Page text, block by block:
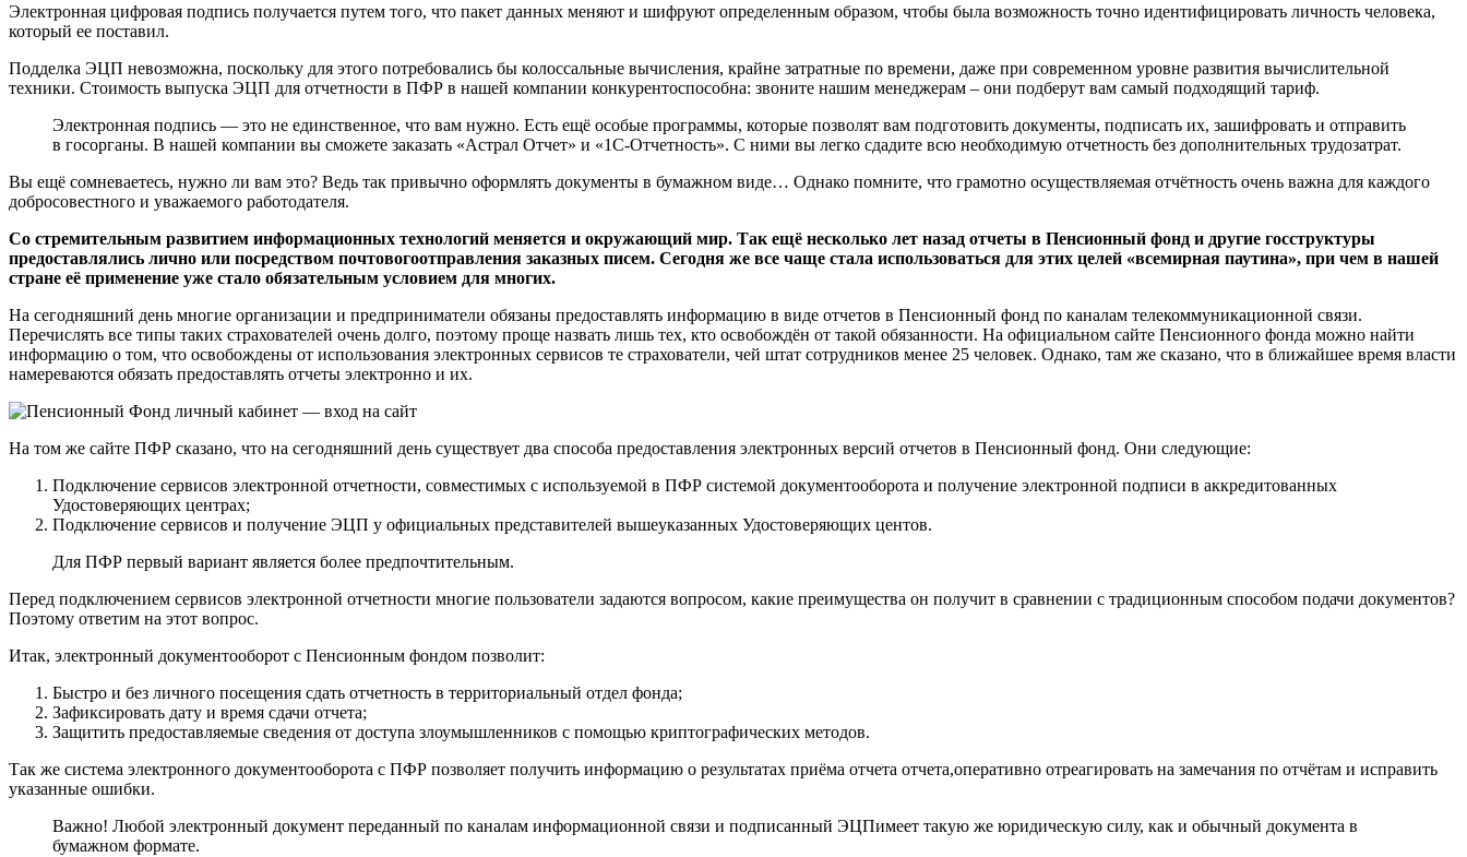
Электронная цифровая подпись получается путем того, что пакет данных меняют и шифруют определенным образом, чтобы была возможность точно идентифицировать личность человека,
который ее поставил.
Подделка ЭЦП невозможна, поскольку для этого потребовались бы колоссальные вычисления, крайне затратные по времени, даже при современном уровне развития вычислительной
техники. Стоимость выпуска ЭЦП для отчетности в ПФР в нашей компании конкурентоспособна: звоните нашим менеджерам – они подберут вам самый подходящий тариф.
Электронная подпись — это не единственное, что вам нужно. Есть ещё особые программы, которые позволят вам подготовить документы, подписать их, зашифровать и отправить
в госорганы. В нашей компании вы сможете заказать «Астрал Отчет» и «1С-Отчетность». С ними вы легко сдадите всю необходимую отчетность без дополнительных трудозатрат.
Вы ещё сомневаетесь, нужно ли вам это? Ведь так привычно оформлять документы в бумажном виде… Однако помните, что грамотно осуществляемая отчётность очень важна для каждого
добросовестного и уважаемого работодателя.
Со стремительным развитием информационных технологий меняется и окружающий мир. Так ещё несколько лет назад отчеты в Пенсионный фонд и другие госструктуры
предоставлялись лично или посредством почтовогоотправления заказных писем. Сегодня же все чаще стала использоваться для этих целей «всемирная паутина», при чем в нашей
стране её применение уже стало обязательным условием для многих.
На сегодняшний день многие организации и предприниматели обязаны предоставлять информацию в виде отчетов в Пенсионный фонд по каналам телекоммуникационной связи.
Перечислять все типы таких страхователей очень долго, поэтому проще назвать лишь тех, кто освобождён от такой обязанности. На официальном сайте Пенсионного фонда можно найти
информацию о том, что освобождены от использования электронных сервисов те страхователи, чей штат сотрудников менее 25 человек. Однако, там же сказано, что в ближайшее время власти
намереваются обязать предоставлять отчеты электронно и их.
На том же сайте ПФР сказано, что на сегодняшний день существует два способа предоставления электронных версий отчетов в Пенсионный фонд. Они следующие:
Подключение сервисов электронной отчетности, совместимых с используемой в ПФР системой документооборота и получение электронной подписи в аккредитованных
Удостоверяющих центрах;
Подключение сервисов и получение ЭЦП у официальных представителей вышеуказанных Удостоверяющих центов.
Для ПФР первый вариант является более предпочтительным.
Перед подключением сервисов электронной отчетности многие пользователи задаются вопросом, какие преимущества он получит в сравнении с традиционным способом подачи документов?
Поэтому ответим на этот вопрос.
Итак, электронный документооборот с Пенсионным фондом позволит:
Быстро и без личного посещения сдать отчетность в территориальный отдел фонда;
Зафиксировать дату и время сдачи отчета;
Защитить предоставляемые сведения от доступа злоумышленников с помощью криптографических методов.
Так же система электронного документооборота с ПФР позволяет получить информацию о результатах приёма отчета отчета,оперативно отреагировать на замечания по отчётам и исправить
указанные ошибки.
Важно! Любой электронный документ переданный по каналам информационной связи и подписанный ЭЦПимеет такую же юридическую силу, как и обычный документа в
бумажном формате.